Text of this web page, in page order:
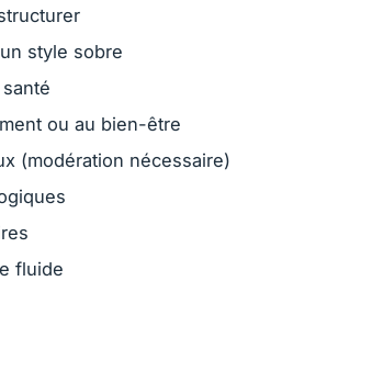
style sobre
ou au bien-être
(modération nécessaire)
fluide